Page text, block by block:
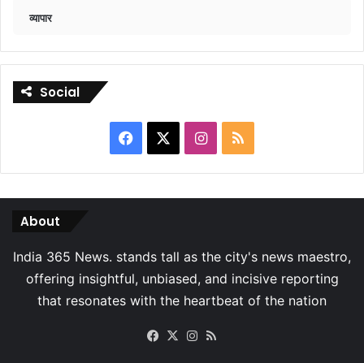
व्यापार
Social
Facebook Instagram
RSS
About
Facebook
X Instagram